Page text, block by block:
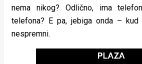
nema nikog? Odlično, ima
telefona? E pa, jebiga onda –
nespremni.